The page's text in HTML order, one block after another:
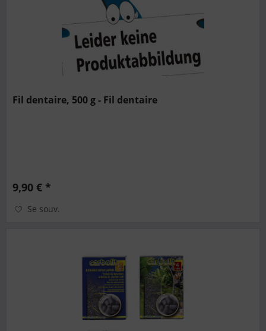
Fil dentaire, 500 g - Fil dentaire
9,90 € *
Se souv.